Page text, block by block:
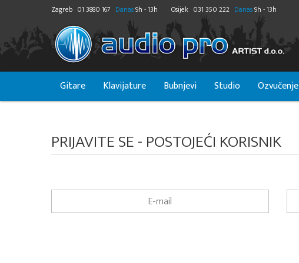
Zagreb 01 3880 167 Danas9h - 13h Osijek 031 350 222 Danas9h - 13h
Gitare Klavijature Bubnjevi Studio Ozvučenje
PRIJAVITE SE - POSTOJEĆI KORISNIK